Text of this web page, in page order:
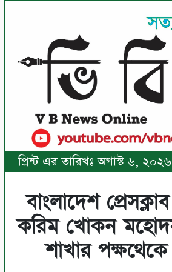
প্রিন্ট এর তারিখঃ অগাস্ট ৬,
বাংলাদেশ
করিম খোকন মহোদয়
শাখার